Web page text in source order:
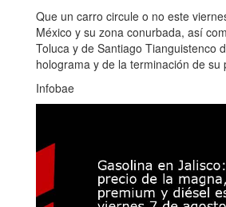
Que un carro circule o no este
México y su zona conurbada, así
Toluca y de Santiago Tianguistenco
holograma y de la terminación de su
Infobae